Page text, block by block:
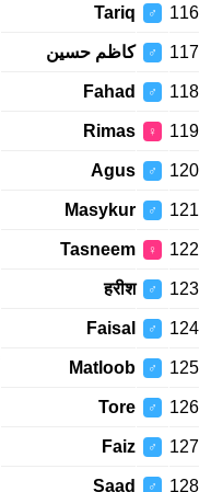
116
♂
Tariq
117
♂ کاظم حسین
118
♂
Fahad
119
♀
Rimas
120
♂
Agus
121
♂
Masykur
122
♀
Tasneem
123
♂
हरीश
124
♂
Faisal
125
♂
Matloob
126
♂
Tore
127
♂
Faiz
128
♂
Saad